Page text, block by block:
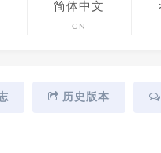
简体中文
CN
历史版本